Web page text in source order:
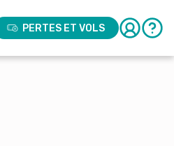
PERTES ET VOLS